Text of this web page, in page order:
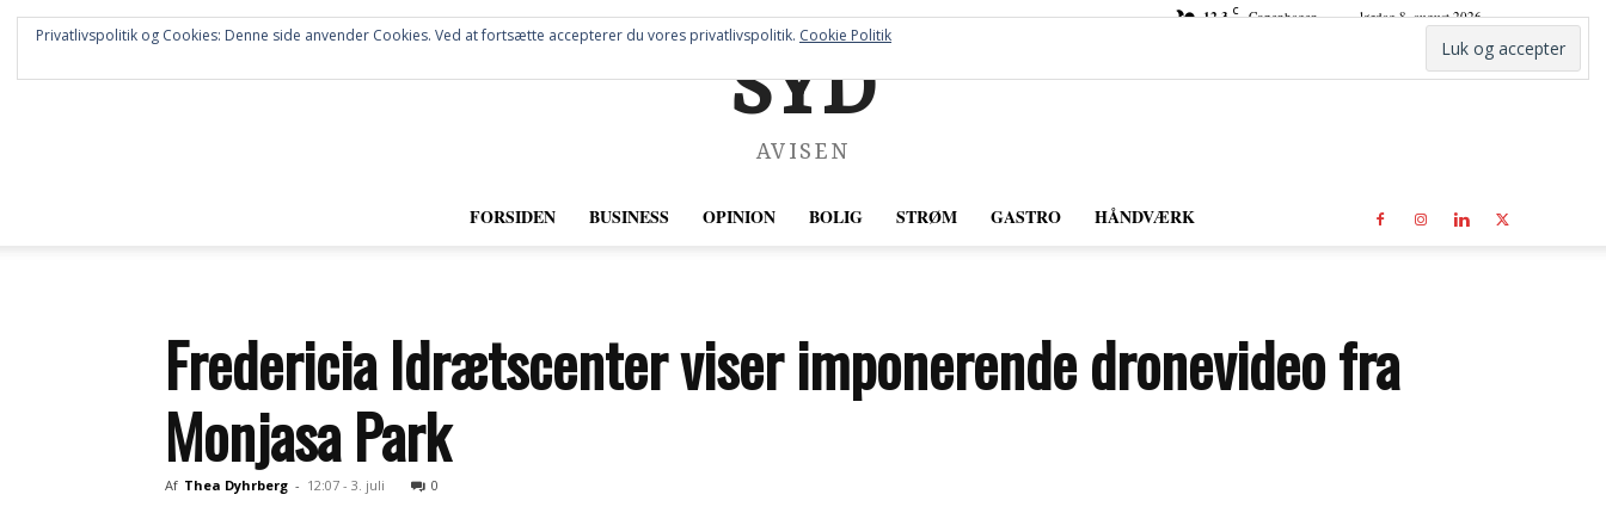
12.3 C Copenhagen lørdag 8. august 2026
SYD
AVISEN
FORSIDEN BUSINESS OPINION BOLIG STRØM GASTRO HÅNDVÆRK
Fredericia Idrætscenter viser imponerende dronevideo fra
Monjasa Park
Af Thea Dyhrberg - 12:07 - 3. juli 0
Privatlivspolitik og Cookies: Denne side anvender Cookies. Ved at fortsætte accepterer du vores privatlivspolitik. Cookie Politik